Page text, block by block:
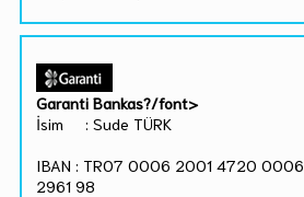
Garanti Bankas?/font>
İsim : Sude TÜRK
IBAN : TR07 0006 2001 4720 0006
2961 98